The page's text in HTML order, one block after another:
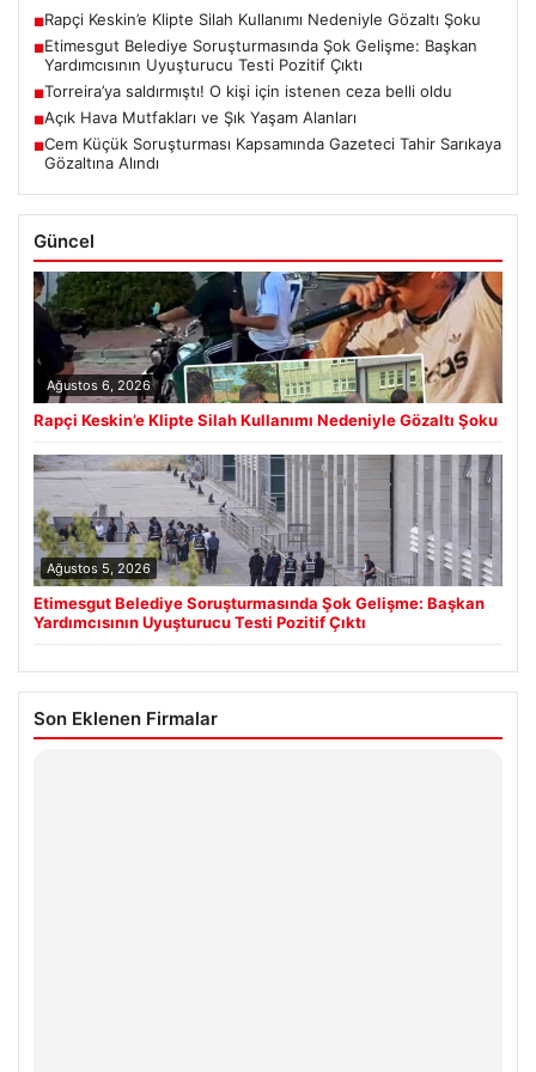
■Rapçi Keskin’e Klipte Silah Kullanımı Nedeniyle Gözaltı Şoku
■Etimesgut Belediye Soruşturmasında Şok Gelişme: Başkan
Yardımcısının Uyuşturucu Testi Pozitif Çıktı
■Torreira’ya saldırmıştı! O kişi için istenen ceza belli oldu
■Açık Hava Mutfakları ve Şık Yaşam Alanları
■Cem Küçük Soruşturması Kapsamında Gazeteci Tahir Sarıkaya
Gözaltına Alındı
Güncel
Ağustos 6, 2026
Rapçi Keskin’e Klipte Silah Kullanımı Nedeniyle Gözaltı Şoku
Ağustos 5, 2026
Etimesgut Belediye Soruşturmasında Şok Gelişme: Başkan
Yardımcısının Uyuşturucu Testi Pozitif Çıktı
Son Eklenen Firmalar